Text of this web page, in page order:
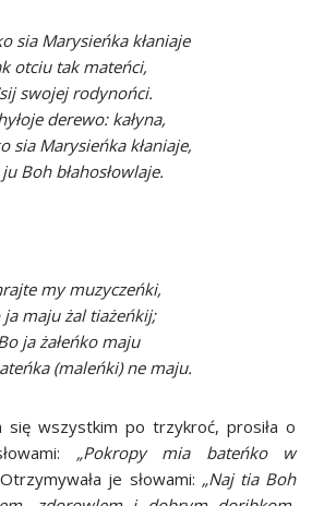
sia Marysieńka kłaniaje
otciu tak mateńci,
swojej rodynońci.
derewo: kałyna,
sia Marysieńka kłaniaje,
Boh błahosłowlaje.
my muzyczeńki,
ja maju żal tiażeńkij;
ja żałeńko maju
(maleńki) ne maju.
się wszystkim po trzykroć, prosiła o
„Pokropy mia bateńko w
je słowami: „Naj tia Boh